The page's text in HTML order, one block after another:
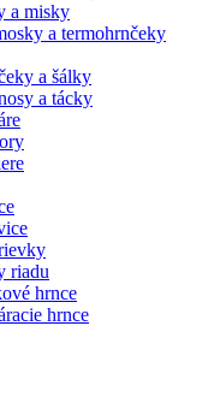
a misky
a termohrnčeky
a šálky
a tácky
riadu
hrnce
hrnce